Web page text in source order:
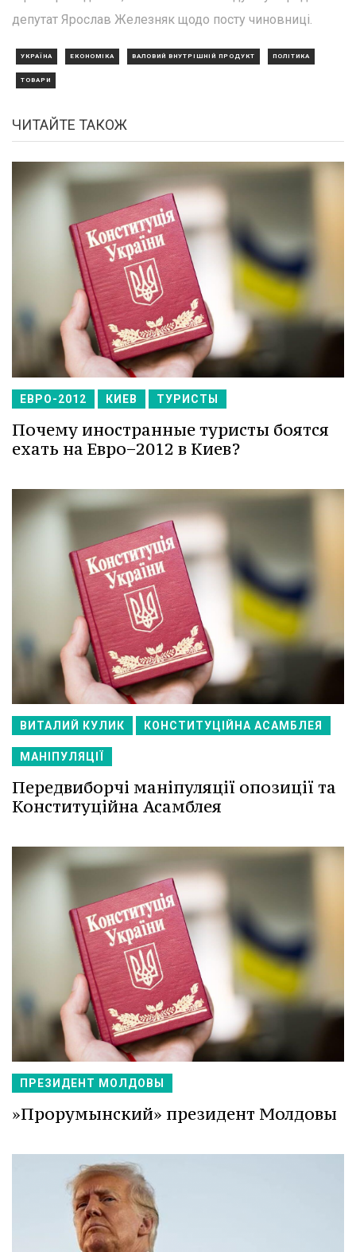
депутат Ярослав Железняк щодо посту чиновниці.
УКРАЇНА ЕКОНОМІКА ВАЛОВИЙ ВНУТРІШНІЙ ПРОДУКТ ПОЛІТИКА
ТОВАРИ
ЧИТАЙТЕ ТАКОЖ
ЕВРО-2012 КИЕВ ТУРИСТЫ
Почему иностранные туристы боятся
ехать на Евро−2012 в Киев?
ВИТАЛИЙ КУЛИК КОНСТИТУЦІЙНА АСАМБЛЕЯ
МАНІПУЛЯЦІЇ
Передвиборчі маніпуляції опозиції та
Конституційна Асамблея
ПРЕЗИДЕНТ МОЛДОВЫ
»Прорумынский» президент Молдовы